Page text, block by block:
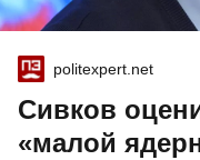
politexpert.net
Сивков
«малой